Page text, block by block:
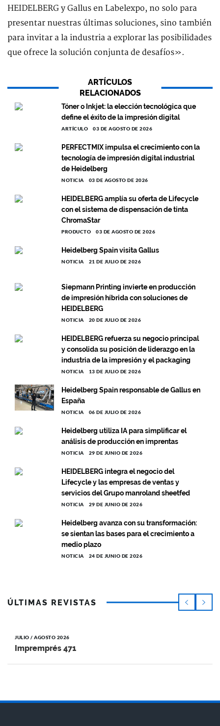
HEIDELBERG y Gallus en Labelexpo, no solo para
presentar nuestras últimas soluciones, sino también
para invitar a la industria a explorar las posibilidades
que ofrece la solución conjunta de desafíos».
ARTÍCULOS
RELACIONADOS
Tóner o Inkjet: la elección tecnológica que
define el éxito de la impresión digital
ARTÍCULO 03 DE AGOSTO DE 2026
PERFECTMIX impulsa el crecimiento con la
tecnología de impresión digital industrial
de Heidelberg
NOTICIA 03 DE AGOSTO DE 2026
HEIDELBERG amplía su oferta de Lifecycle
con el sistema de dispensación de tinta
ChromaStar
PRODUCTO 03 DE AGOSTO DE 2026
Heidelberg Spain visita Gallus
NOTICIA 21 DE JULIO DE 2026
Siepmann Printing invierte en producción
de impresión híbrida con soluciones de
HEIDELBERG
NOTICIA 20 DE JULIO DE 2026
HEIDELBERG refuerza su negocio principal
y consolida su posición de liderazgo en la
industria de la impresión y el packaging
NOTICIA 13 DE JULIO DE 2026
Heidelberg Spain responsable de Gallus en
España
NOTICIA 06 DE JULIO DE 2026
Heidelberg utiliza IA para simplificar el
análisis de producción en imprentas
NOTICIA 29 DE JUNIO DE 2026
HEIDELBERG integra el negocio del
Lifecycle y las empresas de ventas y
servicios del Grupo manroland sheetfed
NOTICIA 29 DE JUNIO DE 2026
Heidelberg avanza con su transformación:
se sientan las bases para el crecimiento a
medio plazo
NOTICIA 24 DE JUNIO DE 2026
ÚLTIMAS REVISTAS
JULIO / AGOSTO 2026
Impremprés 471